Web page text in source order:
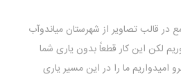
در قالب تصاویر از شهرستان میاندوآب
لکن این کار قطعاً بدون یاری شما
امیدواریم ما را در این مسیر یاری